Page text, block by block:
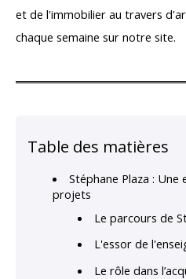
et de l'immobilier au travers
chaque semaine sur notre site.
Table des matières
Stéphane Plaza : Une
projets
Le parcours de
L'essor de
Le rôle dans